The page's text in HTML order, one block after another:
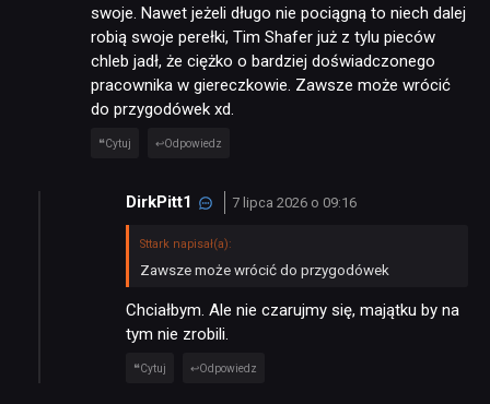
swoje. Nawet jeżeli długo nie pociągną to niech dalej
robią swoje perełki, Tim Shafer już z tylu pieców
chleb jadł, że ciężko o bardziej doświadczonego
pracownika w giereczkowie. Zawsze może wrócić
do przygodówek xd.
Cytuj Odpowiedz
DirkPitt1 7 lipca 2026 o 09:16
Sttark napisał(a):
Zawsze może wrócić do przygodówek
Chciałbym. Ale nie czarujmy się, majątku by na
tym nie zrobili.
Cytuj Odpowiedz